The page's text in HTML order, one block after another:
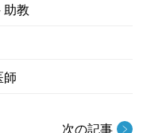
助教
師
次の記事